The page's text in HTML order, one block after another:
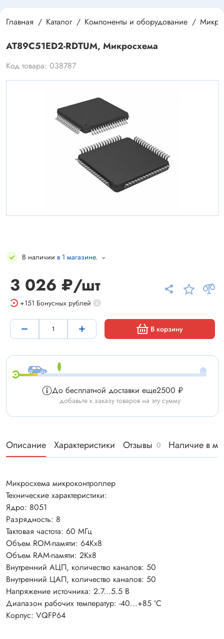
Главная Каталог Компоненты и оборудование
AT89C51ED2-RDTUM, Микросхема
Код товара: 038787
В наличии в 1 магазине.
3 026 ₽/шт
+151 Бонусных рублей
В корзину
До бесплатной доставки еще2500 ₽
добавьте к заказу товаров на эту сумму
Описание Характеристики Отзывы 0 Наличие в
Микросхема микроконтроллер
Технические характеристики:
Ядро: 8051
Разрядность: 8
Тактовая частота: 60 МГц
Объем ROM-памяти: 64Kх8
Объем RAM-памяти: 2Kх8
Внутренний АЦП, количество каналов: 50
Внутренний ЦАП, количество каналов: 50
Напряжение источника: 2.7...5.5 В
Диапазон рабочих температур: -40...+85 °С
Корпус: VQFP64